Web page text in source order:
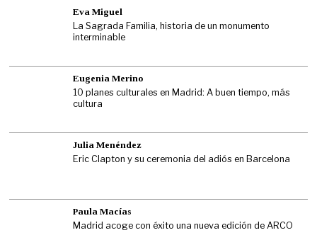
Eva Miguel
La Sagrada Familia, historia de un monumento
interminable
Eugenia Merino
10 planes culturales en Madrid: A buen tiempo, más
cultura
Julia Menéndez
Eric Clapton y su ceremonia del adiós en Barcelona
Paula Macías
Madrid acoge con éxito una nueva edición de ARCO